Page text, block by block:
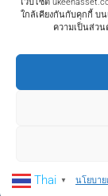
ใกล้เคียงกันกับคุกกี้ บ
ความเป็นส่ว
นโยบา
Thai ▼